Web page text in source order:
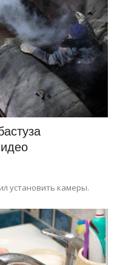
установить камеры.